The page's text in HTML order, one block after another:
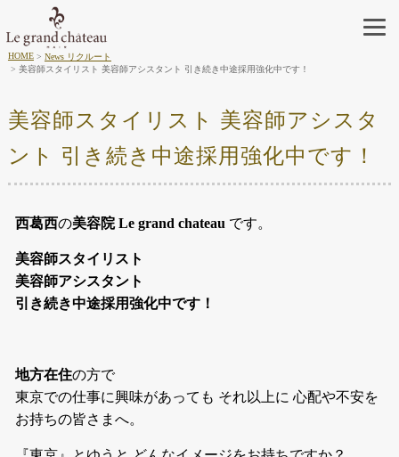
HOME
News リクルート
美容師スタイリスト 美容師アシスタント 引き続き中途採用強化中です！
美容師スタイリスト 美容師アシスタ
ント 引き続き中途採用強化中です！
西葛西の美容院 Le grand chateau です。
美容師スタイリスト
美容師アシスタント
引き続き中途採用強化中です！
地方在住の方で
東京での仕事に興味があっても それ以上に 心配や不安を
お持ちの皆さまへ。